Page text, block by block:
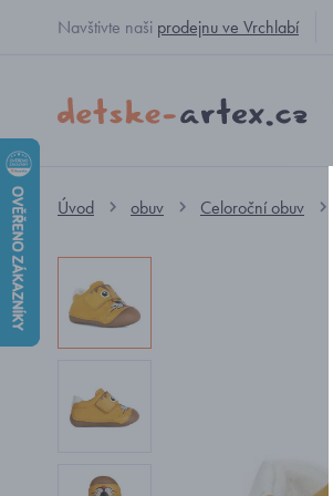
Navštivte naši prodejnu ve Vrchlabí
Úvod obuv Celoroční obuv